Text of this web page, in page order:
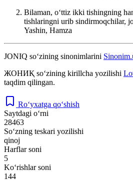
Bilaman, oʻttiz ikki tishingning
tishlaringni urib sindirmoqchilar,
Yashin, Hamza
JONIQ so‘zining sinonimlarini
ЖОНИҚ so‘zining kirillcha yozilishi
taqdim qilingan.
Ro‘yxatga qo‘shish
Saytdagi o‘rni
28463
So‘zning teskari yozilishi
qinoj
Harflar soni
5
Ko‘rishlar soni
144